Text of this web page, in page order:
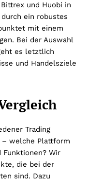
und Huobi in
ein robustes
mit einem
Bei der Auswahl
es letztlich
und Handelsziele
Trading
welche Plattform
Wir
die bei der
sind. Dazu